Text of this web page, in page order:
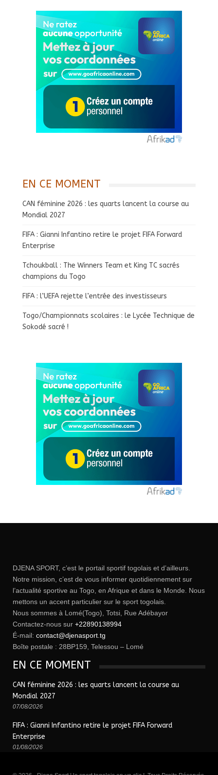
EN CE MOMENT
CAN féminine 2026 : les quarts lancent la course au
Mondial 2027
FIFA : Gianni Infantino retire le projet FIFA Forward
Enterprise
Tchoukball : The Winners Team et King TC sacrés
champions du Togo
FIFA : l’UEFA rejette l’entrée des investisseurs
Togo/Championnats scolaires : le Lycée Technique de
Sokodé sacré !
DJENA SPORT, c’est le portail sportif togolais et d’ailleurs.
Notre mission, c’est de vous informer quotidiennement sur
l’actualité sportive au Togo, en Afrique et dans le Monde. Nous
mettons un accent particulier sur le sport togolais.
Nous sommes à Lomé(Togo), Totsi, Rue Adébayor
Contactez-nous sur +22890138994
É-mail: contact@djenasport.tg
Boîte postale : 28BP159, Telessou – Lomé
EN CE MOMENT
CAN féminine 2026 : les quarts lancent la course au
Mondial 2027
07/08/2026
FIFA : Gianni Infantino retire le projet FIFA Forward
Enterprise
01/08/2026